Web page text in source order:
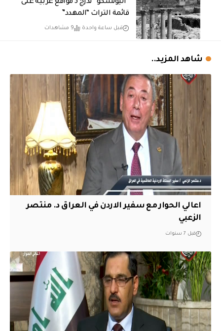
“اليونسكو” تدرج 3 مواقع عربية على
قائمة التراث “المهدد”
قبل ساعة واحدة 9 مشاهدات
شاهد المزيد..
اعالي الحوار مع سفير الاردن في العراق د. منتصر
الزعبي
قبل 7 سنوات